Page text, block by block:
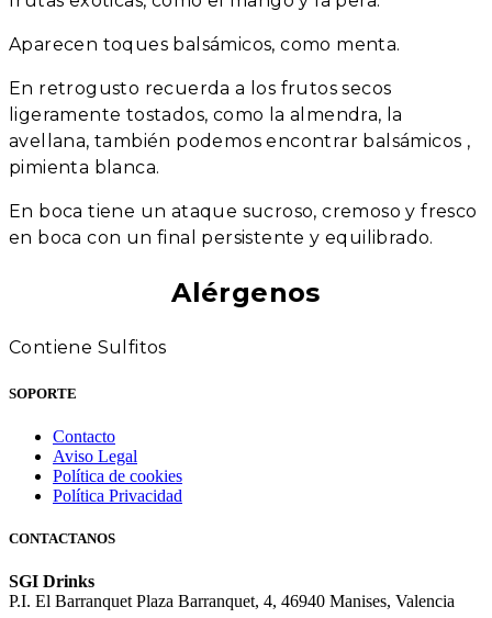
Aparecen toques balsámicos, como menta.
En retrogusto recuerda a los frutos secos
ligeramente tostados, como la almendra, la
avellana, también podemos encontrar balsámicos ,
pimienta blanca.
En boca tiene un ataque sucroso, cremoso y fresco
en boca con un final persistente y equilibrado.
Alérgenos
Contiene Sulfitos
SOPORTE
Contacto
Aviso Legal
Política de cookies
Política Privacidad
CONTACTANOS
SGI Drinks
P.I. El Barranquet Plaza Barranquet, 4, 46940 Manises, Valencia